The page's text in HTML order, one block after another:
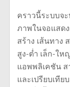
คราวนี้ระบบจ
ภาพในจอแสด
สร้าง เส้นทาง
สูง-ต่ำ เล็ก-ใ
แอพพลิเคชัน ส
และเปรียบเทีย